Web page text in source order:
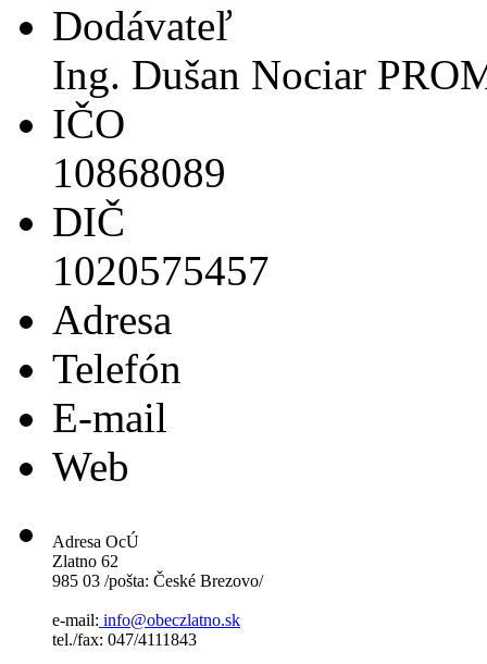
Dodávateľ
Ing. Dušan Nociar
IČO
10868089
DIČ
1020575457
Adresa
Telefón
E-mail
Web
Adresa OcÚ
Zlatno 62
985 03 /pošta: České Brezovo/
e-mail: info@obeczlatno.sk
tel./fax: 047/4111843